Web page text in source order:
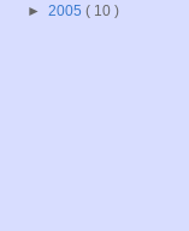
► 2005 ( 10 )